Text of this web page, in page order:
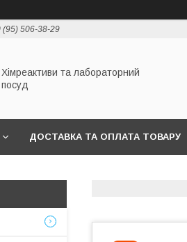
(95) 506-38-29
Хімреактиви та лабораторний
посуд
ДОСТАВКА ТА ОПЛАТА ТОВАРУ